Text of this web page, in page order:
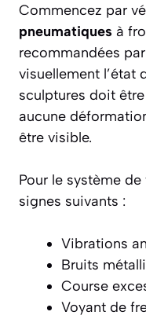
Commencez par
pneumatiques à
recommandées
visuellement l’état
sculptures doit
aucune
être visible.
Pour le système
signes suivants :
Vibrations
Bruits
Course
Voyant de